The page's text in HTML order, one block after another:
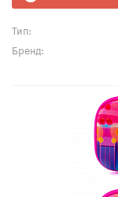
Тип:
Бренд: